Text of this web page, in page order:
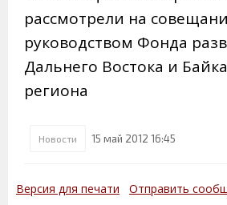
рассмотрели на
руководством Фонда
Дальнего Востока и
региона
Новости 15 май 2012 16:45
Версия для печати Отправить